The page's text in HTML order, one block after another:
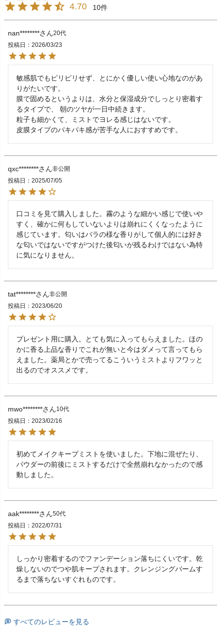
4.70 10
nan********
20代
投稿日
2026/03/23
敏感肌でもピリピリせず、とにかく優しい使い心地なのがあ
りがたいです。
膜で固めるというよりは、水分と保湿成分でしっとり密着す
るタイプで、 朝のツヤが一日中続きます。
粒子も細かくて、ミストでヨレる感じはないです。
皮膜タイプのパキパキ感が苦手な人におすすめです。
qxc********
非公開
投稿日
2025/07/05
口コミを見て購入しました。霧のような細かい感じで使いや
すく、確かに何もしていないよりは崩れにくくなったように
感じています。匂いはバラの様な香りがして個人的には好き
な匂いではないですがつけた後匂いが残るわけではない為特
に気になりません。
tat********
非公開
投稿日
2023/06/20
プレゼント用に購入。とても気に入ってもらえました。ほの
かに香る上品な香りでこれが無いと今はダメって言ってもら
えました。薬局とかで売ってるこういうミストよりフワッと
出るのでオススメです。
mwo********
10代
投稿日
2023/02/16
初めてメイクキープミストを使いました。下地に混ぜたり、
パウダーの前後にミストするだけで全然崩れなかったので感
動しました。
aak********
50代
投稿日
2022/07/31
しっかり密着するのでファンデーション落ちにくいです。乾
燥しないのでつや肌キープされます。クレンジングバームす
るまで落ちないすぐれものです。
すべてのレビューを見る